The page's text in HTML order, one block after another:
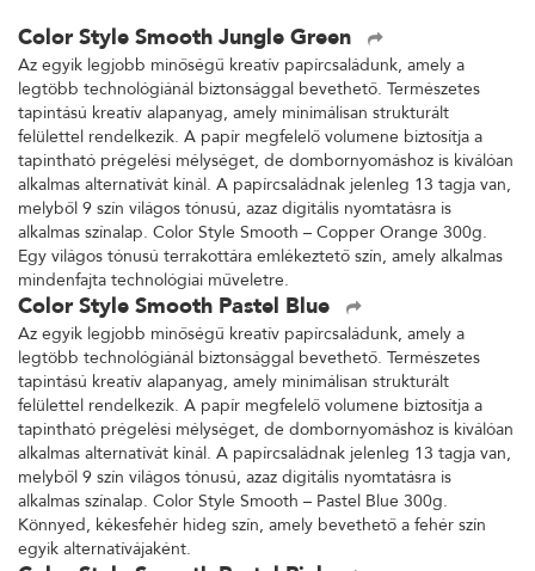
Color Style Smooth Jungle Green
Az egyik legjobb minőségű kreatív papírcsaládunk, amely a
legtöbb technológiánál biztonsággal bevethető. Természetes
tapintású kreatív alapanyag, amely minimálisan strukturált
felülettel rendelkezik. A papír megfelelő volumene biztosítja a
tapintható prégelési mélységet, de dombornyomáshoz is kiválóan
alkalmas alternatívát kínál. A papírcsaládnak jelenleg 13 tagja van,
melyből 9 szín világos tónusú, azaz digitális nyomtatásra is
alkalmas színalap. Color Style Smooth – Copper Orange 300g.
Egy világos tónusú terrakottára emlékeztető szín, amely alkalmas
mindenfajta technológiai műveletre.
Color Style Smooth Pastel Blue
Az egyik legjobb minőségű kreatív papírcsaládunk, amely a
legtöbb technológiánál biztonsággal bevethető. Természetes
tapintású kreatív alapanyag, amely minimálisan strukturált
felülettel rendelkezik. A papír megfelelő volumene biztosítja a
tapintható prégelési mélységet, de dombornyomáshoz is kiválóan
alkalmas alternatívát kínál. A papírcsaládnak jelenleg 13 tagja van,
melyből 9 szín világos tónusú, azaz digitális nyomtatásra is
alkalmas színalap. Color Style Smooth – Pastel Blue 300g.
Könnyed, kékesfehér hideg szín, amely bevethető a fehér szín
egyik alternatívájaként.